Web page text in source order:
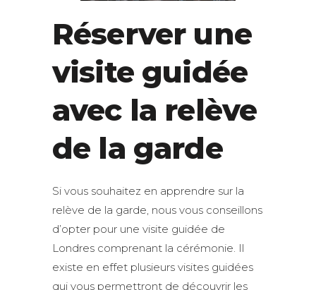
Réserver une
visite guidée
avec la relève
de la garde
Si vous souhaitez en apprendre sur la
relève de la garde, nous vous conseillons
d’opter pour une visite guidée de
Londres comprenant la cérémonie. Il
existe en effet plusieurs visites guidées
qui vous permettront de découvrir les